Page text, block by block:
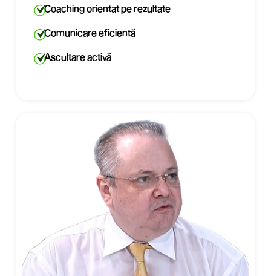
Coaching orientat pe rezultate
Comunicare eficientă
Ascultare activă